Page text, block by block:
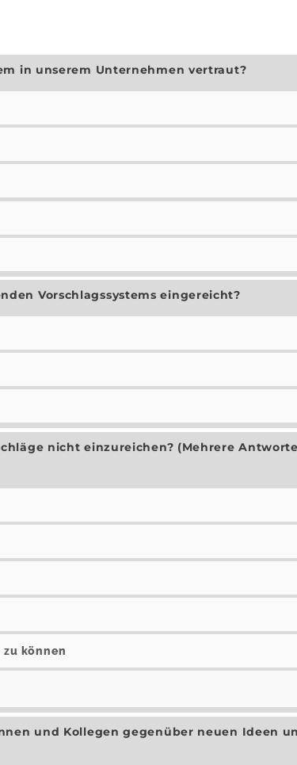
in unserem Unternehmen vertraut?
Vorschlagssystems eingereicht?
nicht einzureichen? (Mehrere
können
und Kollegen gegenüber neuen Ideen